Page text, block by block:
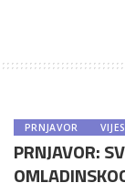
PRNJAVOR
PRNJAVOR: